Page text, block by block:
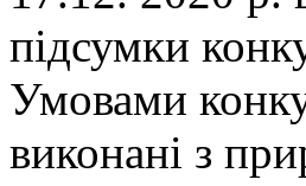
підсумки
Умовами
виконані з